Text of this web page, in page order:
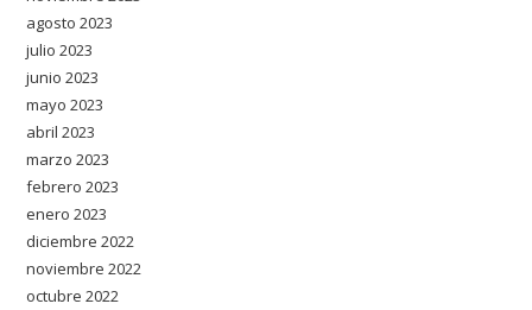
agosto 2023
julio 2023
junio 2023
mayo 2023
abril 2023
marzo 2023
febrero 2023
enero 2023
diciembre 2022
noviembre 2022
octubre 2022